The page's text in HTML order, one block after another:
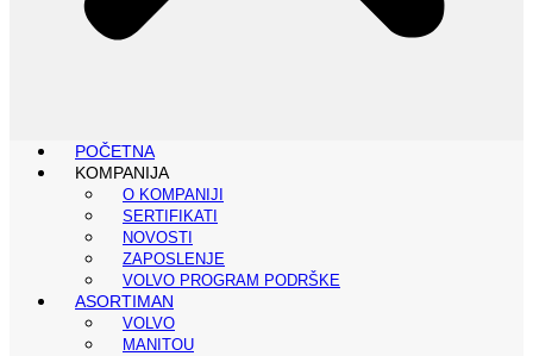
POČETNA
KOMPANIJA
O KOMPANIJI
SERTIFIKATI
NOVOSTI
ZAPOSLENJE
VOLVO PROGRAM PODRŠKE
ASORTIMAN
VOLVO
MANITOU